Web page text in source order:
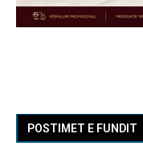
POSTIMET E FUNDIT